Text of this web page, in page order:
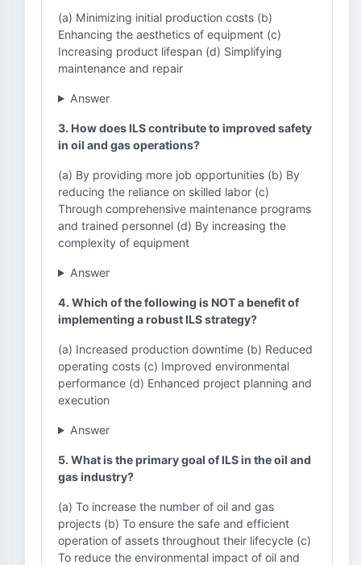
(a) Minimizing initial production costs (b)
Enhancing the aesthetics of equipment (c)
Increasing product lifespan (d) Simplifying
maintenance and repair
Answer
3. How does ILS contribute to improved safety
in oil and gas operations?
(a) By providing more job opportunities (b) By
reducing the reliance on skilled labor (c)
Through comprehensive maintenance programs
and trained personnel (d) By increasing the
complexity of equipment
Answer
4. Which of the following is NOT a benefit of
implementing a robust ILS strategy?
(a) Increased production downtime (b) Reduced
operating costs (c) Improved environmental
performance (d) Enhanced project planning and
execution
Answer
5. What is the primary goal of ILS in the oil and
gas industry?
(a) To increase the number of oil and gas
projects (b) To ensure the safe and efficient
operation of assets throughout their lifecycle (c)
To reduce the environmental impact of oil and